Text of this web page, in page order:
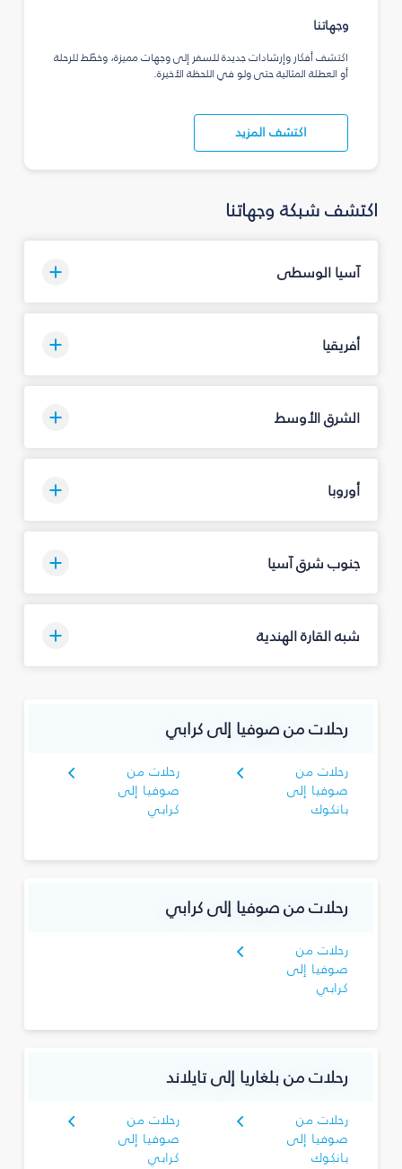
وجهاتنا
اكتشف أفكار وإرشادات جديدة للسفر إلى وجهات مميزة، وخطّط للرحلة
أو العطلة المثالية حتى ولو في اللحظة الأخيرة.
اكتشف المزيد
اكتشف شبكة وجهاتنا
آسيا الوسطى
أفريقيا
الشرق الأوسط
أوروبا
جنوب شرق آسيا
شبه القارة الهندية
رحلات من صوفيا إلى كرابي
رحلات من
صوفيا إلى
بانكوك
رحلات من
صوفيا إلى
كرابي
رحلات من صوفيا إلى كرابي
رحلات من
صوفيا إلى
كرابي
رحلات من بلغاريا إلى تايلاند
رحلات من
صوفيا إلى
بانكوك
رحلات من
صوفيا إلى
كرابي